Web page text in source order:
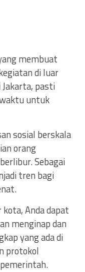
membuat
di luar
pasti
untuk
sosial berskala
orang
Sebagai
tren bagi
Anda dapat
menginap dan
yang ada di
protokol